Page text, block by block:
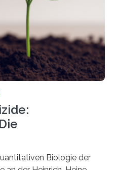
einer
dar, denn…
Biologie der